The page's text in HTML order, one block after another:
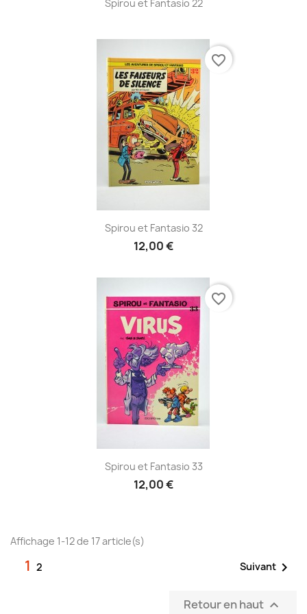
Spirou et Fantasio 22
Spirou et Fantasio 32
12,00 €
favorite_border
Spirou et Fantasio 33
12,00 €
favorite_border
Affichage 1-12 de 17 article(s)
1 2 Suivant 
Retour en haut 